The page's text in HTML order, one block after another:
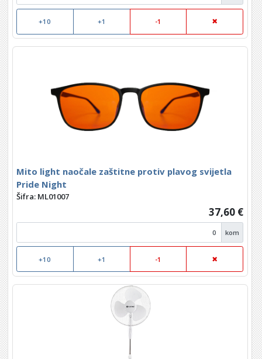
+10 +1 -1
Mito light naočale zaštitne protiv plavog svijetla
Pride Night
Šifra: ML01007
37,60 €
kom
+10 +1 -1